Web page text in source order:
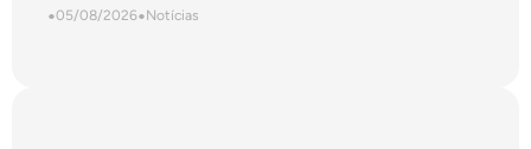
•05/08/2026•Notícias